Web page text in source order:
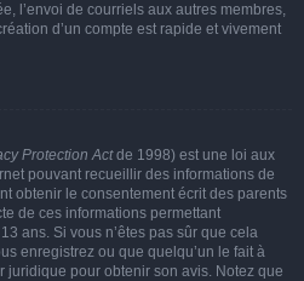
l’envoi de courriels aux autres membres,
d’un compte est rapide et vivement
Protection Actde 1998) est une loi aux
pouvant recueillir des informations de
obtenir le consentement écrit des parents
de ces informations permettant
ans. Si vous n’êtes pas sûr que cela
enregistrez ou que quelqu’un le fait à
juridique pour obtenir son avis. Notez que